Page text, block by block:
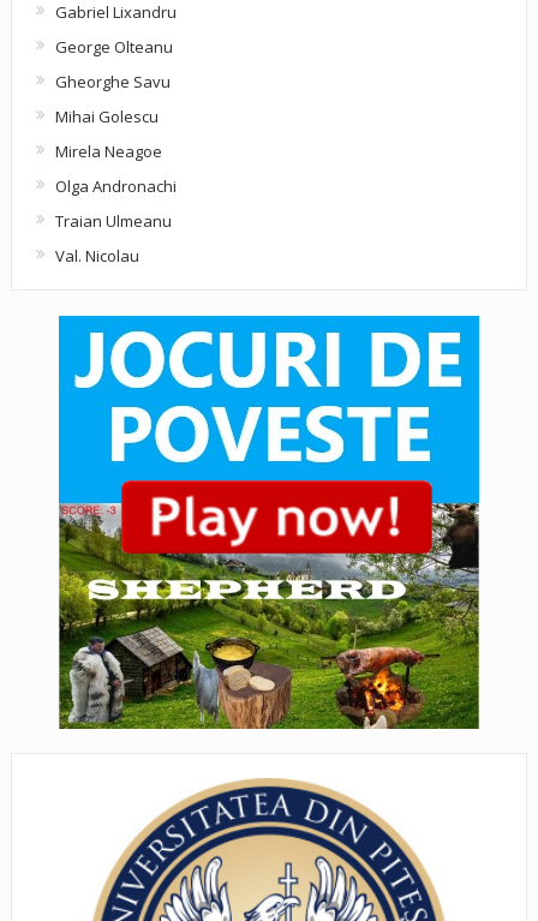
Gabriel Lixandru
George Olteanu
Gheorghe Savu
Mihai Golescu
Mirela Neagoe
Olga Andronachi
Traian Ulmeanu
Val. Nicolau